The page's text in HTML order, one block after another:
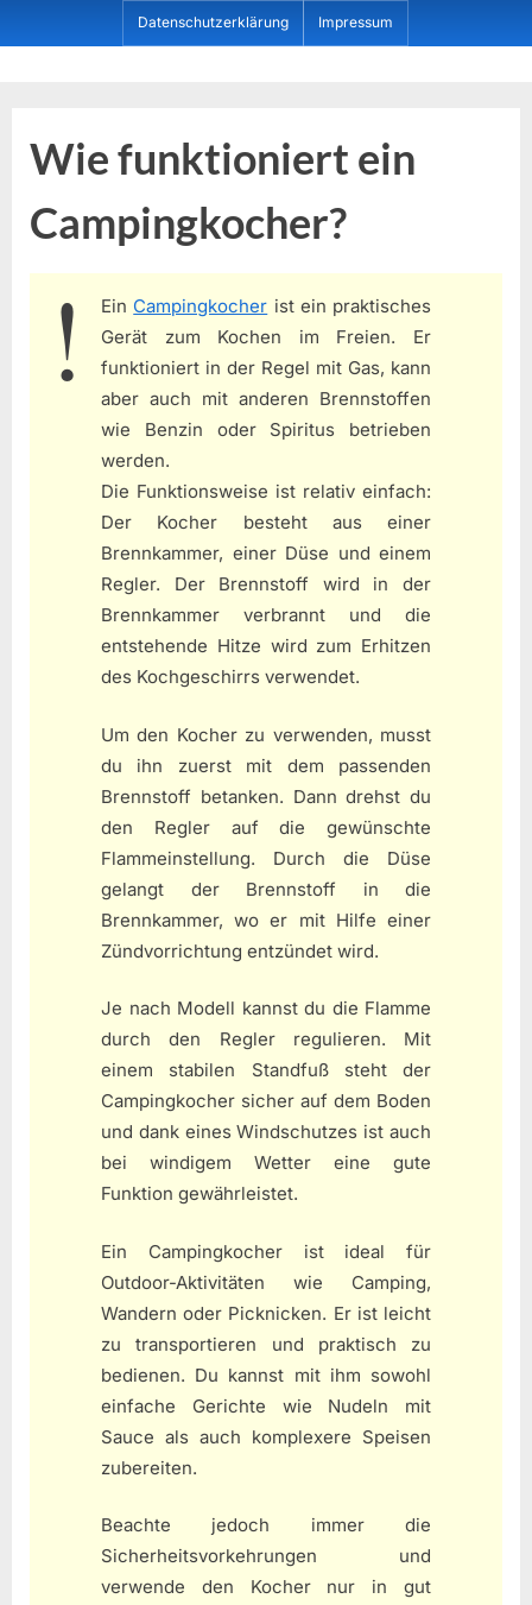
to
Datenschutzerklärung Impressum
Wie funktioniert ein
Campingkocher?
Ein Campingkocher ist ein praktisches
Gerät zum Kochen im Freien. Er
funktioniert in der Regel mit Gas, kann
aber auch mit anderen Brennstoffen
wie Benzin oder Spiritus betrieben
werden.
Die Funktionsweise ist relativ einfach:
Der Kocher besteht aus einer
Brennkammer, einer Düse und einem
Regler. Der Brennstoff wird in der
Brennkammer verbrannt und die
entstehende Hitze wird zum Erhitzen
des Kochgeschirrs verwendet.
Um den Kocher zu verwenden, musst
du ihn zuerst mit dem passenden
Brennstoff betanken. Dann drehst du
den Regler auf die gewünschte
Flammeinstellung. Durch die Düse
gelangt der Brennstoff in die
Brennkammer, wo er mit Hilfe einer
Zündvorrichtung entzündet wird.
Je nach Modell kannst du die Flamme
durch den Regler regulieren. Mit
einem stabilen Standfuß steht der
Campingkocher sicher auf dem Boden
und dank eines Windschutzes ist auch
bei windigem Wetter eine gute
Funktion gewährleistet.
Ein Campingkocher ist ideal für
Outdoor-Aktivitäten wie Camping,
Wandern oder Picknicken. Er ist leicht
zu transportieren und praktisch zu
bedienen. Du kannst mit ihm sowohl
einfache Gerichte wie Nudeln mit
Sauce als auch komplexere Speisen
zubereiten.
Beachte jedoch immer die
Sicherheitsvorkehrungen und
verwende den Kocher nur in gut